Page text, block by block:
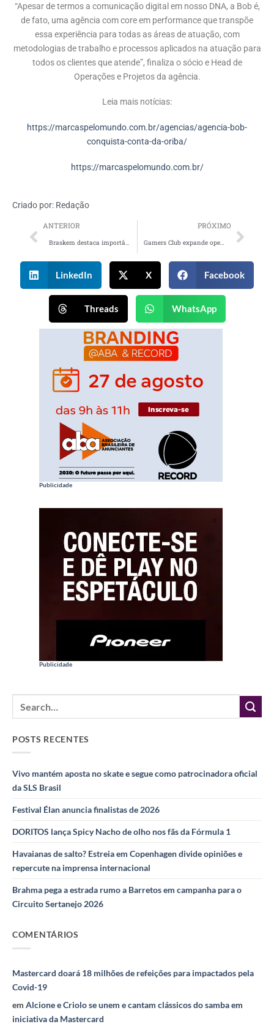
“Apesar de termos a comunicação digital em nosso DNA, a Bob é,
de fato, uma agência com core em performance que transpõe
essa experiência para todas as áreas de atuação, com
metodologias de trabalho e processos aplicados na atuação para
todos os clientes que atende”, finaliza o sócio e Head de
Operações e Projetos da agência.
Leia mais notícias:
https://marcaspelomundo.com.br/agencias/agencia-bob-
conquista-conta-da-oriba/
https://marcaspelomundo.com.br/
Criado por: Redação
ANTERIOR PRÓXIMO
Gamers Club expande operações no mercado norte-americano
LinkedIn X Facebook
Threads WhatsApp
Publicidade
Publicidade
POSTS RECENTES
Vivo mantém aposta no skate e segue como patrocinadora oficial
da SLS Brasil
Festival Élan anuncia finalistas de 2026
DORITOS lança Spicy Nacho de olho nos fãs da Fórmula 1
Havaianas de salto? Estreia em Copenhagen divide opiniões e
repercute na imprensa internacional
Brahma pega a estrada rumo a Barretos em campanha para o
Circuito Sertanejo 2026
COMENTÁRIOS
Mastercard doará 18 milhões de refeições para impactados pela
Covid-19
em Alcione e Criolo se unem e cantam clássicos do samba em
iniciativa da Mastercard